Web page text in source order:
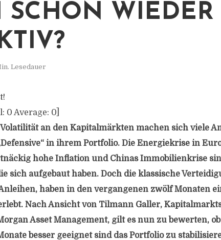
SCHON WIEDER
Lesedauer
0 Average: 0
an den Kapitalmärkten machen sich viele
in ihrem Portfolio. Die Energiekrise in
hohe Inflation und Chinas Immobilienkrise
sich aufgebaut haben. Doch die klassische
haben in den vergangenen zwölf Monaten
Nach Ansicht von Tilmann Galler,
Asset Management, gilt es nun zu bewerten,
besser geeignet sind das Portfolio zu